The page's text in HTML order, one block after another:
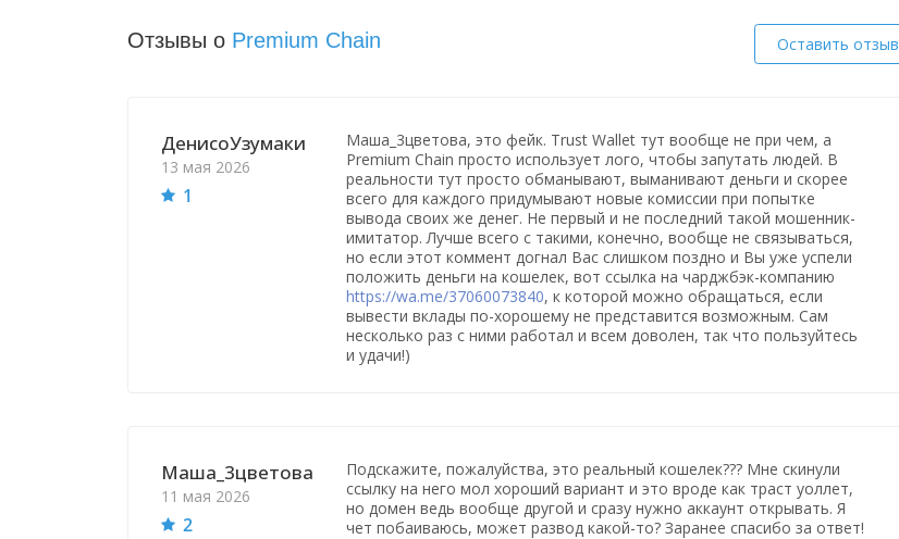
Отзывы о Premium Chain Оставить отзыв
ДенисоУзумаки
13 мая 2026
1
Маша_3цветова, это фейк. Trust Wallet тут вообще не при чем, а
Premium Chain просто использует лого, чтобы запутать людей. В
реальности тут просто обманывают, выманивают деньги и скорее
всего для каждого придумывают новые комиссии при попытке
вывода своих же денег. Не первый и не последний такой мошенник-
имитатор. Лучше всего с такими, конечно, вообще не связываться,
но если этот коммент догнал Вас слишком поздно и Вы уже успели
положить деньги на кошелек, вот ссылка на чарджбэк-компанию
https://wa.me/37060073840, к которой можно обращаться, если
вывести вклады по-хорошему не представится возможным. Сам
несколько раз с ними работал и всем доволен, так что пользуйтесь
и удачи!)
Маша_3цветова
11 мая 2026
2
Подскажите, пожалуйства, это реальный кошелек??? Мне скинули
ссылку на него мол хороший вариант и это вроде как траст уоллет,
но домен ведь вообще другой и сразу нужно аккаунт открывать. Я
чет побаиваюсь, может развод какой-то? Заранее спасибо за ответ!